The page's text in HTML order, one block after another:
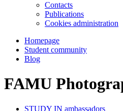
Contacts
Publications
Cookies administration
Homepage
Student community
Blog
FAMU
STUDY IN ambassadors